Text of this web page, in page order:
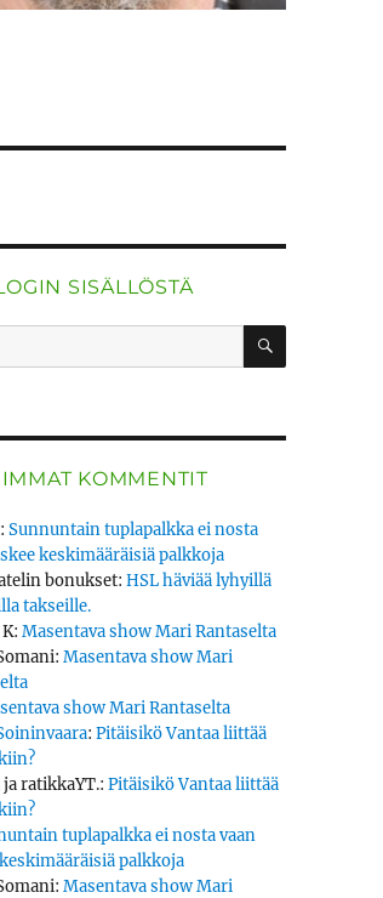
SISÄLLÖSTÄ
HAKU
KOMMENTIT
:Sunnuntain tuplapalkka ei nosta
keskimääräisiä palkkoja
bonukset:HSL häviää lyhyillä
takseille.
:Masentava show Mari Rantaselta
:Masentava show Mari
show Mari Rantaselta
:Pitäisikö Vantaa liittää
ja ratikkaYT.:Pitäisikö Vantaa liittää
tuplapalkka ei nosta vaan
palkkoja
:Masentava show Mari